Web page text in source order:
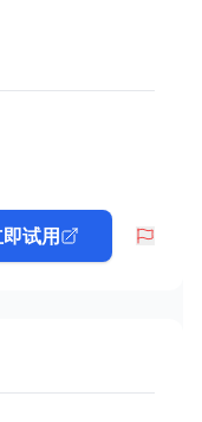
试用